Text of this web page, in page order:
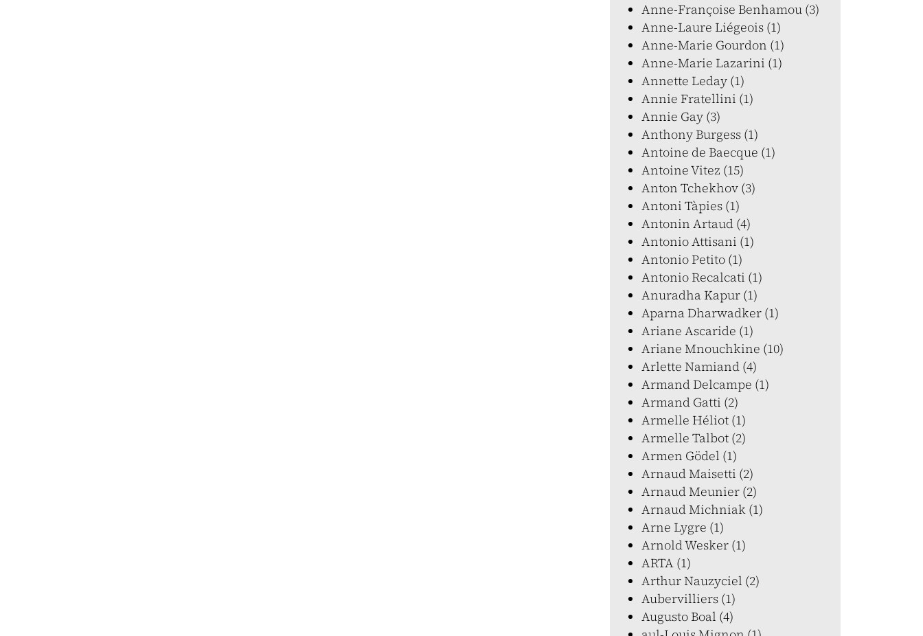
Anne-Françoise Benhamou (3)
Anne-Laure Liégeois (1)
Anne-Marie Gourdon (1)
Anne-Marie Lazarini (1)
Annette Leday (1)
Annie Fratellini (1)
Annie Gay (3)
Anthony Burgess (1)
Antoine de Baecque (1)
Antoine Vitez (15)
Anton Tchekhov (3)
Antoni Tàpies (1)
Antonin Artaud (4)
Antonio Attisani (1)
Antonio Petito (1)
Antonio Recalcati (1)
Anuradha Kapur (1)
Aparna Dharwadker (1)
Ariane Ascaride (1)
Ariane Mnouchkine (10)
Arlette Namiand (4)
Armand Delcampe (1)
Armand Gatti (2)
Armelle Héliot (1)
Armelle Talbot (2)
Armen Gödel (1)
Arnaud Maisetti (2)
Arnaud Meunier (2)
Arnaud Michniak (1)
Arne Lygre (1)
Arnold Wesker (1)
ARTA (1)
Arthur Nauzyciel (2)
Aubervilliers (1)
Augusto Boal (4)